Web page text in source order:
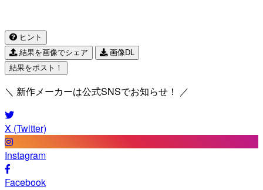
ヒント
結果を画像でシェア
画像DL
結果をポスト！
＼ 新作メーカーは公式SNSでお知らせ！ ／
X (Twitter)
Instagram
Facebook